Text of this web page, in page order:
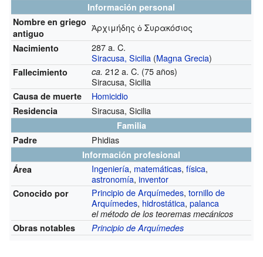
Información personal
Nombre en griego
antiguo
Ἀρχιμήδης ὁ Συρακόσιος
Nacimiento
287 a. C.
Siracusa, Sicilia (Magna Grecia)
Fallecimiento ca. 212 a. C. (75 años)
Siracusa, Sicilia
Causa de muerte Homicidio
Residencia Siracusa, Sicilia
Familia
Padre
Phidias
Información profesional
Área
Ingeniería, matemáticas,física,
astronomía,inventor
Conocido por Principio de Arquímedes,tornillo de
Arquímedes, hidrostática,palanca
el método de los teoremas mecánicos
Obras notables
Principio de Arquímedes